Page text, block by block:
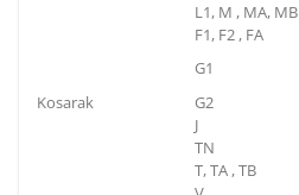
Kosarak
L1, M , MA, MB
F1, F2 , FA
G1
G2
J
TN
T, TA , TB